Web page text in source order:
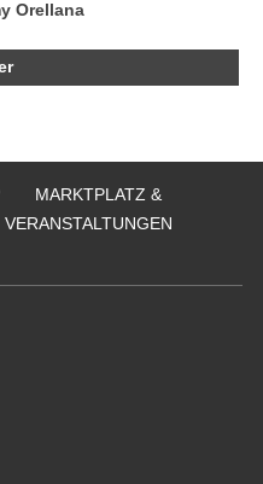
Orellana
MARKTPLATZ &
VERANSTALTUNGEN